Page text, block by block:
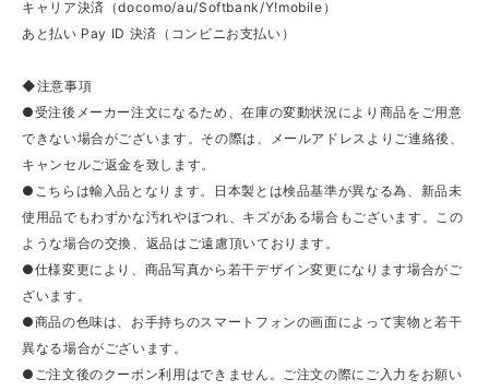
キャリア決済（docomo/au/Softbank/Y!mobile）
あと払い Pay ID 決済（コンビニお支払い）
◆注意事項
●受注後メーカー注文になるため、在庫の変動状況により商品をご用意
できない場合がございます。その際は、メールアドレスよりご連絡後、
キャンセルご返金を致します。
●こちらは輸入品となります。日本製とは検品基準が異なる為、新品未
使用品でもわずかな汚れやほつれ、キズがある場合もございます。この
ような場合の交換、返品はご遠慮頂いております。
●仕様変更により、商品写真から若干デザイン変更になります場合がご
ざいます。
●商品の色味は、お手持ちのスマートフォンの画面によって実物と若干
異なる場合がございます。
●ご注文後のクーポン利用はできません。ご注文の際にご入力をお願い